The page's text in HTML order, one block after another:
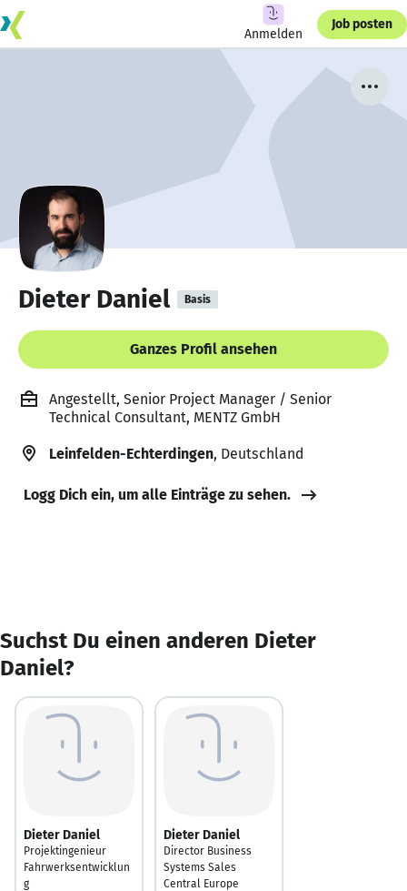
Anmelden
Job posten
Dieter Daniel Basis
Ganzes Profil ansehen
Angestellt, Senior Project Manager / Senior
Technical Consultant, MENTZ GmbH
Leinfelden-Echterdingen, Deutschland
Logg Dich ein, um alle Einträge zu sehen.
Suchst Du einen anderen Dieter
Daniel?
Dieter Daniel
Projektingenieur
Fahrwerksentwicklun
g
Dieter Daniel
Director Business
Systems Sales
Central Europe